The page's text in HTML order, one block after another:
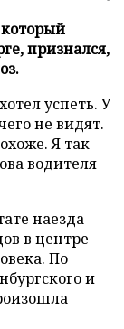
признался,
успеть. У
не видят.
Я так
водителя
наезда
в центре
По
и